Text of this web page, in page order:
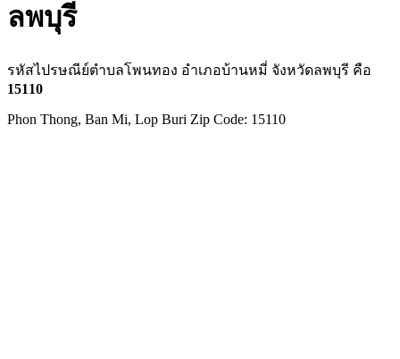
ลพบุรี
รหัสไปรษณีย์ตำบลโพนทอง อำเภอบ้านหมี่ จังหวัดลพบุรี คือ
15110
Phon Thong, Ban Mi, Lop Buri Zip Code: 15110